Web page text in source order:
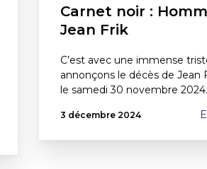
Carnet noir :
Jean Frik
C’est avec une immense
annonçons le décès de Jean
le samedi 30 novembre 2024.
3 décembre 2024